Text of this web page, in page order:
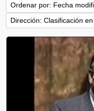
Ordenar por: Fecha
Dirección: Clasificación